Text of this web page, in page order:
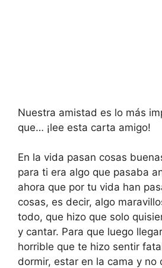
Nuestra amistad es lo más
que… ¡lee esta carta amigo!
En la vida pasan cosas
para ti era algo que pasaba
ahora que por tu vida han
cosas, es decir, algo
todo, que hizo que solo
y cantar. Para que luego
horrible que te hizo sentir
dormir, estar en la cama y no